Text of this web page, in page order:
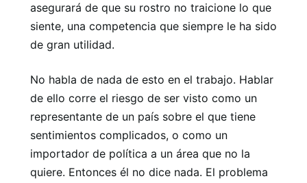
asegurará de que su rostro no traicione lo que
siente, una competencia que siempre le ha sido
de gran utilidad.
No habla de nada de esto en el trabajo. Hablar
de ello corre el riesgo de ser visto como un
representante de un país sobre el que tiene
sentimientos complicados, o como un
importador de política a un área que no la
quiere. Entonces él no dice nada. El problema